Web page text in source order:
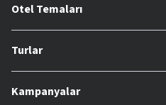
Otel Temaları
Turlar
Kampanyalar